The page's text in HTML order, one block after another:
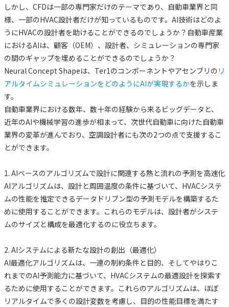
しかし、CFDは一部の専門家だけのテーマであり、自動車業界と同
様、一部のHVAC設計者だけが知っているものです。AI技術はどのよ
うにHVACの設計者を助けることができるのでしょうか？自動車産業
におけるAIは、顧客（OEM）、設計者、シミュレーションの専門家
の間のギャップを埋めることができるのでしょうか？
Neural Concept Shapeは、Ter1のコンポーネントやアセンブリの リ
アルタイムシミュレーションをどのようにAIが実現するかを示しま
す。
自動車業界における数年、数十年の経験から来るビッグデータと、
近年のAIや機械学習の進歩が相まって、次世代自動車に向けた自動車
業界の変革が進んでおり、空調設計者にも次の2つの点で支援するこ
とができます。
1. AIベースのアルゴリズムで設計に関連する熱と流れの予測を高速化
AIアルゴリズムは、設計と周囲温度の条件に基づいて、HVACシステ
ムの性能を推定できるデータドリブン型の予測モデルを構築するた
めに使用することができます。これらのモデルは、設計者がシステ
ムのサイズと構成を最適化するのに役立ちます。
2. AIシステムによる新たな設計の創出（最適化）
AI最適化アルゴリズムは、一連の制約条件と目的、そしてやはりこ
れまでのAI予測能力に基づいて、HVACシステムの最適設計を探索す
るために使用することができます。これらのアルゴリズムは、ほぼ
リアルタイムで多くの設計変数を考慮し、目的の性能目標を満たす